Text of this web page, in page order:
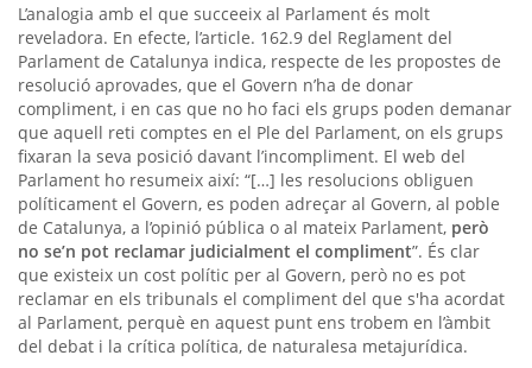
L’analogia amb el que succeeix al Parlament és molt
reveladora. En efecte, l’article. 162.9 del Reglament del
Parlament de Catalunya indica, respecte de les propostes de
resolució aprovades, que el Govern n’ha de donar
compliment, i en cas que no ho faci els grups poden demanar
que aquell reti comptes en el Ple del Parlament, on els grups
fixaran la seva posició davant l’incompliment. El web del
Parlament ho resumeix així: “[…] les resolucions obliguen
políticament el Govern, es poden adreçar al Govern, al poble
de Catalunya, a l’opinió pública o al mateix Parlament, però
no se’n pot reclamar judicialment el compliment”. És clar
que existeix un cost polític per al Govern, però no es pot
reclamar en els tribunals el compliment del que s'ha acordat
al Parlament, perquè en aquest punt ens trobem en l’àmbit
del debat i la crítica política, de naturalesa metajurídica.